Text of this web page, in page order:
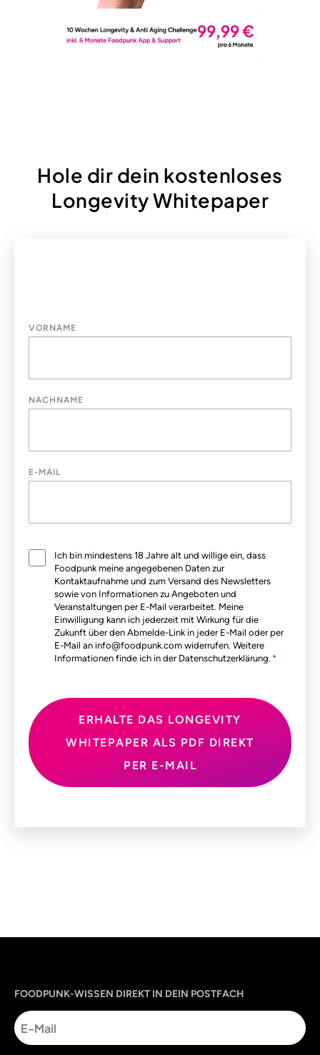
Hole dir dein kostenloses
Longevity Whitepaper
VORNAME
NACHNAME
E-MAIL
*
Ich bin mindestens 18 Jahre alt und willige ein, dass
Foodpunk meine angegebenen Daten zur
Kontaktaufnahme und zum Versand des Newsletters
sowie von Informationen zu Angeboten und
Veranstaltungen per E-Mail verarbeitet. Meine
Einwilligung kann ich jederzeit mit Wirkung für die
Zukunft über den Abmelde-Link in jeder E-Mail oder per
E-Mail an info@foodpunk.com widerrufen. Weitere
Informationen finde ich in der Datenschutzerklärung. *
FOODPUNK-WISSEN DIREKT IN DEIN POSTFACH
E-
Mail